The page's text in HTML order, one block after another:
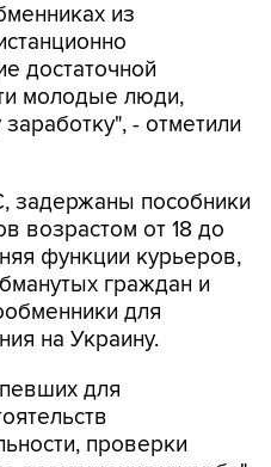
из
достаточной
молодые люди,
- отметили
задержаны пособники
возрастом от 18 до
функции курьеров,
граждан и
для
на Украину.
для
проверки